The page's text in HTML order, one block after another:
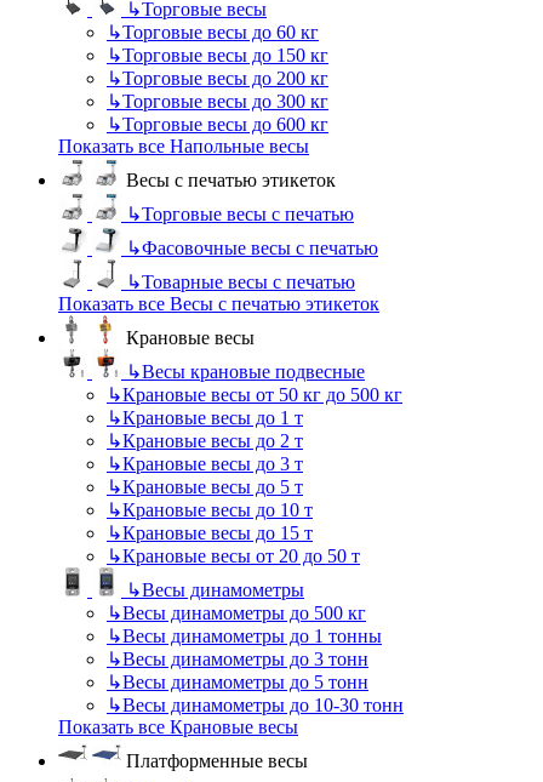
↳Торговые весы
↳Торговые весы до 60 кг
↳Торговые весы до 150 кг
↳Торговые весы до 200 кг
↳Торговые весы до 300 кг
↳Торговые весы до 600 кг
Показать все Напольные весы
Весы с печатью этикеток
↳Торговые весы с печатью
↳Фасовочные весы с печатью
↳Товарные весы с печатью
Показать все Весы с печатью этикеток
Крановые весы
↳Весы крановые подвесные
↳Крановые весы от 50 кг до 500 кг
↳Крановые весы до 1 т
↳Крановые весы до 2 т
↳Крановые весы до 3 т
↳Крановые весы до 5 т
↳Крановые весы до 10 т
↳Крановые весы до 15 т
↳Крановые весы от 20 до 50 т
↳Весы динамометры
↳Весы динамометры до 500 кг
↳Весы динамометры до 1 тонны
↳Весы динамометры до 3 тонн
↳Весы динамометры до 5 тонн
↳Весы динамометры до 10-30 тонн
Показать все Крановые весы
Платформенные весы